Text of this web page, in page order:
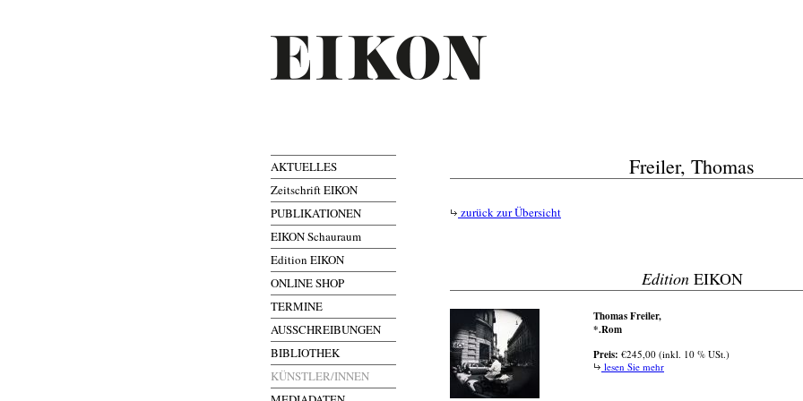
AKTUELLES
Zeitschrift EIKON
PUBLIKATIONEN
EIKON Schauraum
Edition EIKON
ONLINE SHOP
TERMINE
AUSSCHREIBUNGEN
BIBLIOTHEK
KÜNSTLER/INNEN
Freiler, Thomas
zurück zur Übersicht
EditionEIKON
Thomas Freiler,
*.Rom
Preis: €245,00 (inkl. 10 % USt.)
lesen Sie mehr